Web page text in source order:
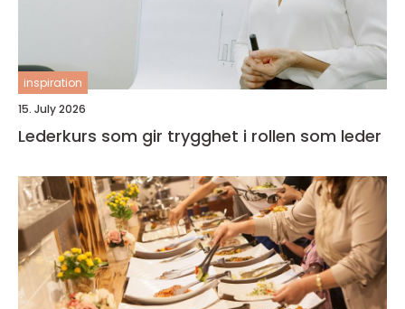
inspiration
15. July 2026
Lederkurs som gir trygghet i rollen som leder